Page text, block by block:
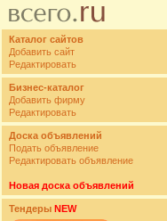
Каталог сайтов
Добавить сайт
Редактировать
Бизнес-каталог
Добавить фирму
Редактировать
Доска объявлений
Подать объявление
Редактировать объявление
Новая доска объявлений
Тендеры NEW